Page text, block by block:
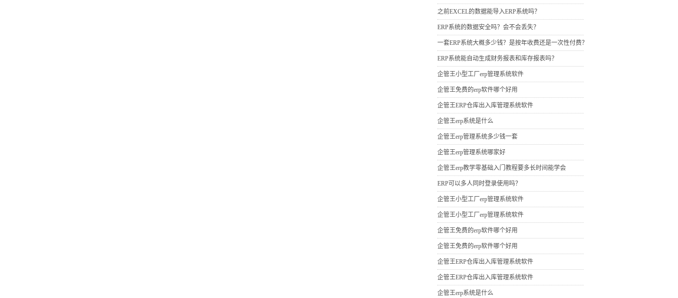
之前EXCEL的数据能导入ERP系统吗？
ERP系统的数据安全吗？会不会丢失？
一套ERP系统大概多少钱？是按年收费还是一次性付费？
ERP系统能自动生成财务报表和库存报表吗？
企管王小型工厂erp管理系统软件
企管王免费的erp软件哪个好用
企管王ERP仓库出入库管理系统软件
企管王erp系统是什么
企管王erp管理系统多少钱一套
企管王erp管理系统哪家好
企管王erp教学零基础入门教程要多长时间能学会
ERP可以多人同时登录使用吗？
企管王小型工厂erp管理系统软件
企管王小型工厂erp管理系统软件
企管王免费的erp软件哪个好用
企管王免费的erp软件哪个好用
企管王ERP仓库出入库管理系统软件
企管王ERP仓库出入库管理系统软件
企管王erp系统是什么